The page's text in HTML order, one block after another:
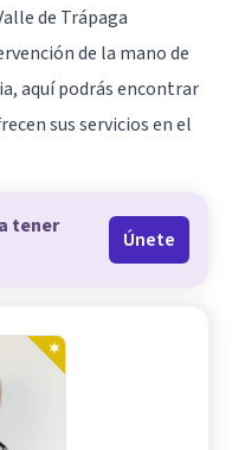
de Trápaga
de la mano de
aquí podrás encontrar
sus servicios en el
tener
Únete